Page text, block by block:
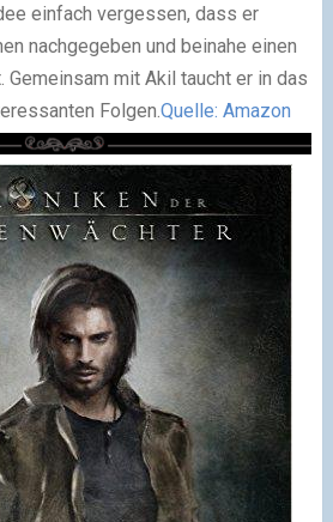
einfach vergessen, dass er
nachgegeben und beinahe einen
Gemeinsam mit Akil taucht er in das
Folgen.Quelle: Amazon